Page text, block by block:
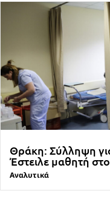
Θράκη: Σύλληψη
Έστειλε μαθητή
Αναλυτικά